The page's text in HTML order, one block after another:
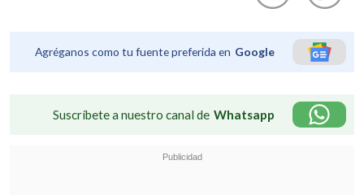
Agréganos como tu fuente preferida en Google
Suscríbete a nuestro canal de Whatsapp